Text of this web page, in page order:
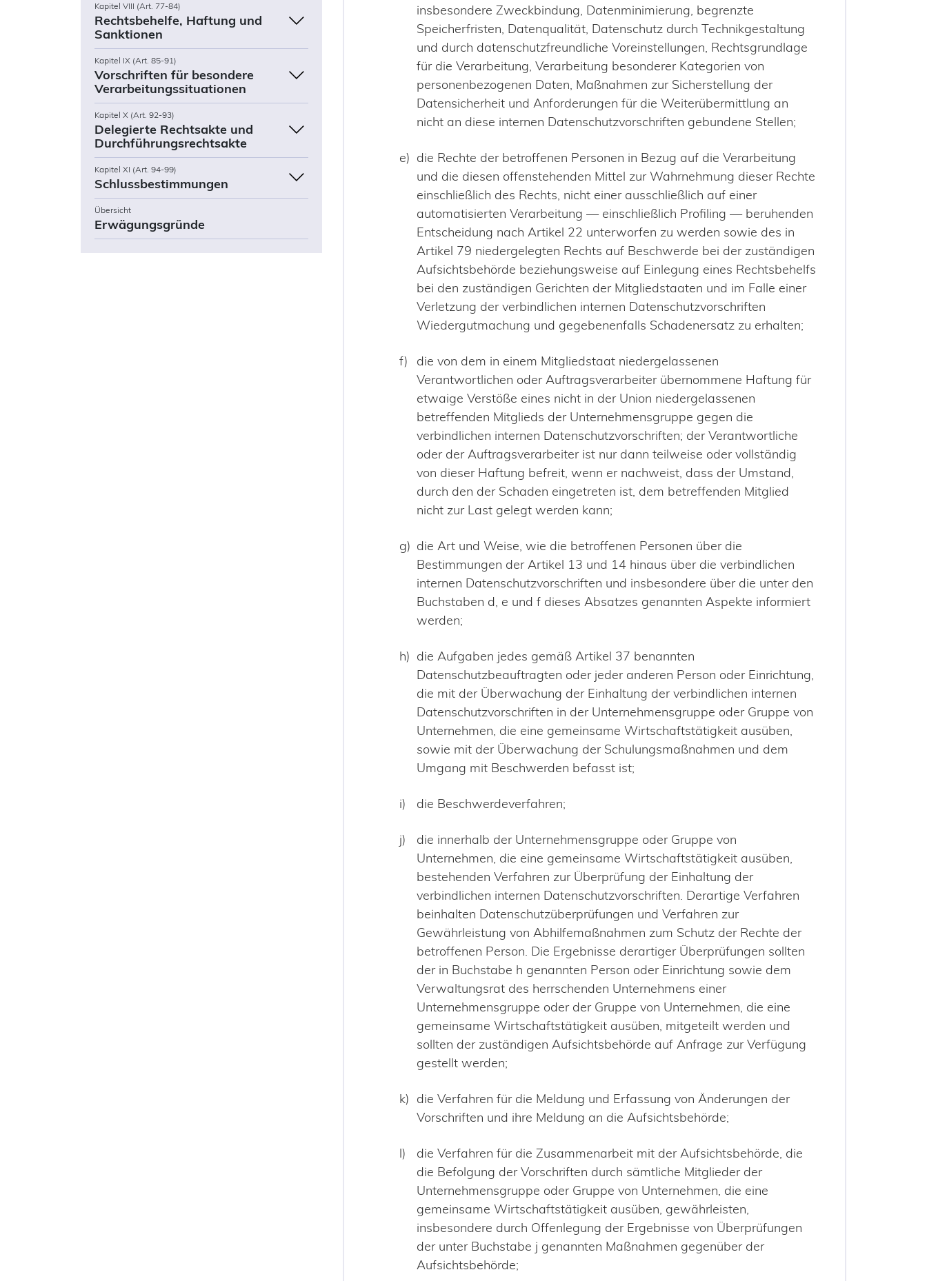
Kapitel VIII (Art. 77-84)
Rechtsbehelfe, Haftung und
Sanktionen
Kapitel IX (Art. 85-91)
Vorschriften für besondere
Verarbeitungssituationen
Kapitel X (Art. 92-93)
Delegierte Rechtsakte und
Durchführungsrechtsakte
Kapitel XI (Art. 94-99)
Schlussbestimmungen
Übersicht
Erwägungsgründe
insbesondere Zweckbindung, Datenminimierung, begrenzte
Speicherfristen, Datenqualität, Datenschutz durch Technikgestaltung
und durch datenschutzfreundliche Voreinstellungen, Rechtsgrundlage
für die Verarbeitung, Verarbeitung besonderer Kategorien von
personenbezogenen Daten, Maßnahmen zur Sicherstellung der
Datensicherheit und Anforderungen für die Weiterübermittlung an
nicht an diese internen Datenschutzvorschriften gebundene Stellen;
die Rechte der betroffenen Personen in Bezug auf die Verarbeitung
und die diesen offenstehenden Mittel zur Wahrnehmung dieser Rechte
einschließlich des Rechts, nicht einer ausschließlich auf einer
automatisierten Verarbeitung — einschließlich Profiling — beruhenden
Entscheidung nach Artikel 22 unterworfen zu werden sowie des in
Artikel 79 niedergelegten Rechts auf Beschwerde bei der zuständigen
Aufsichtsbehörde beziehungsweise auf Einlegung eines Rechtsbehelfs
bei den zuständigen Gerichten der Mitgliedstaaten und im Falle einer
Verletzung der verbindlichen internen Datenschutzvorschriften
Wiedergutmachung und gegebenenfalls Schadenersatz zu erhalten;
die von dem in einem Mitgliedstaat niedergelassenen
Verantwortlichen oder Auftragsverarbeiter übernommene Haftung für
etwaige Verstöße eines nicht in der Union niedergelassenen
betreffenden Mitglieds der Unternehmensgruppe gegen die
verbindlichen internen Datenschutzvorschriften; der Verantwortliche
oder der Auftragsverarbeiter ist nur dann teilweise oder vollständig
von dieser Haftung befreit, wenn er nachweist, dass der Umstand,
durch den der Schaden eingetreten ist, dem betreffenden Mitglied
nicht zur Last gelegt werden kann;
die Art und Weise, wie die betroffenen Personen über die
Bestimmungen der Artikel 13 und 14 hinaus über die verbindlichen
internen Datenschutzvorschriften und insbesondere über die unter den
Buchstaben d, e und f dieses Absatzes genannten Aspekte informiert
werden;
die Aufgaben jedes gemäß Artikel 37 benannten
Datenschutzbeauftragten oder jeder anderen Person oder Einrichtung,
die mit der Überwachung der Einhaltung der verbindlichen internen
Datenschutzvorschriften in der Unternehmensgruppe oder Gruppe von
Unternehmen, die eine gemeinsame Wirtschaftstätigkeit ausüben,
sowie mit der Überwachung der Schulungsmaßnahmen und dem
Umgang mit Beschwerden befasst ist;
die Beschwerdeverfahren;
die innerhalb der Unternehmensgruppe oder Gruppe von
Unternehmen, die eine gemeinsame Wirtschaftstätigkeit ausüben,
bestehenden Verfahren zur Überprüfung der Einhaltung der
verbindlichen internen Datenschutzvorschriften. Derartige Verfahren
beinhalten Datenschutzüberprüfungen und Verfahren zur
Gewährleistung von Abhilfemaßnahmen zum Schutz der Rechte der
betroffenen Person. Die Ergebnisse derartiger Überprüfungen sollten
der in Buchstabe h genannten Person oder Einrichtung sowie dem
Verwaltungsrat des herrschenden Unternehmens einer
Unternehmensgruppe oder der Gruppe von Unternehmen, die eine
gemeinsame Wirtschaftstätigkeit ausüben, mitgeteilt werden und
sollten der zuständigen Aufsichtsbehörde auf Anfrage zur Verfügung
gestellt werden;
die Verfahren für die Meldung und Erfassung von Änderungen der
Vorschriften und ihre Meldung an die Aufsichtsbehörde;
die Verfahren für die Zusammenarbeit mit der Aufsichtsbehörde, die
die Befolgung der Vorschriften durch sämtliche Mitglieder der
Unternehmensgruppe oder Gruppe von Unternehmen, die eine
gemeinsame Wirtschaftstätigkeit ausüben, gewährleisten,
insbesondere durch Offenlegung der Ergebnisse von Überprüfungen
der unter Buchstabe j genannten Maßnahmen gegenüber der
Aufsichtsbehörde;